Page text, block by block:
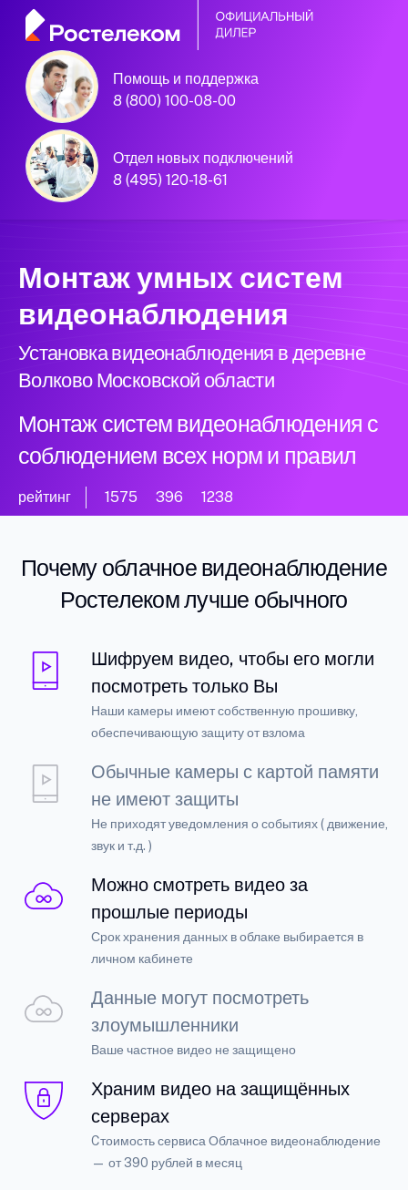
Помощь и поддержка
8 (800) 100-08-00
Отдел новых подключений
8 (495) 120-18-61
Официальный
партнёр Ростелеком
Московская область
Монтаж умных систем
видеонаблюдения
Установка видеонаблюдения в деревне
Волково Московской области
Монтаж систем видеонаблюдения с
соблюдением всех норм и правил
рейтинг 1575 396 1238
Почему облачное видеонаблюдение
Ростелеком лучше обычного
Шифруем видео, чтобы его могли
посмотреть только Вы
Наши камеры имеют собственную прошивку,
обеспечивающую защиту от взлома
Обычные камеры с картой памяти
не имеют защиты
Не приходят уведомления о событиях ( движение,
звук и т.д. )
Можно смотреть видео за
прошлые периоды
Срок хранения данных в облаке выбирается в
личном кабинете
Данные могут посмотреть
злоумышленники
Ваше частное видео не защищено
Храним видео на защищённых
серверах
Cтоимость сервиса Облачное видеонаблюдение
— от 390 рублей в месяц